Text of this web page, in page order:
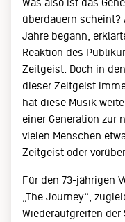
Was also ist das
überdauern scheint?
Jahre begann,
Reaktion des
Zeitgeist. Doch in
dieser Zeitgeist
hat diese Musik
einer Generation zur
vielen Menschen
Zeitgeist oder
Für den 73-jährigen
„The Journey“,
Wiederaufgreifen der